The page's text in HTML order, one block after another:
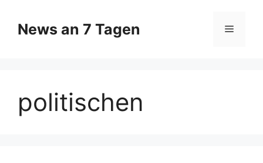
Inhalt
springen
News an 7 Tagen Menü
politischen